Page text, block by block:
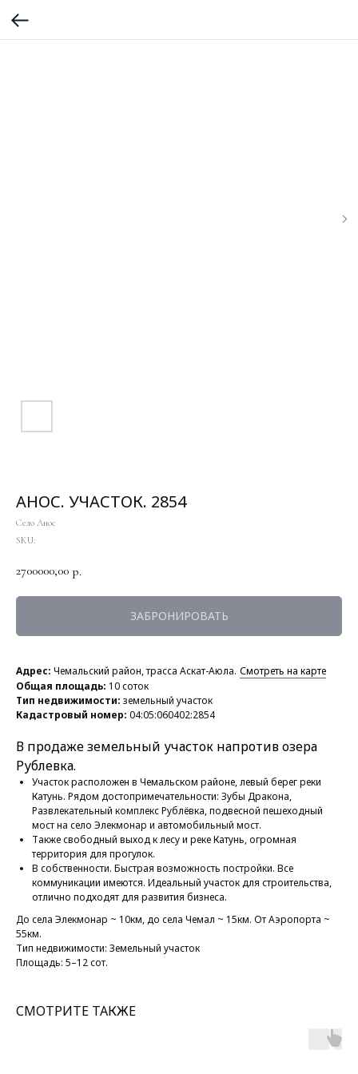
АНОС. УЧАСТОК. 2854
Село Анос
SKU:
2700000,00 р.
ЗАБРОНИРОВАТЬ
Адрес: Чемальский район, трасса Аскат-Аюла. Смотреть на карте
Общая площадь: 10 соток
Тип недвижимости: земельный участок
Кадастровый номер: 04:05:060402:2854
В продаже земельный участок напротив озера
Рублевка.
Участок расположен в Чемальском районе, левый берег реки
Катунь. Рядом достопримечательности: Зубы Дракона,
Развлекательный комплекс Рублёвка, подвесной пешеходный
мост на село Элекмонар и автомобильный мост.
Также свободный выход к лесу и реке Катунь, огромная
территория для прогулок.
В собственности. Быстрая возможность постройки. Все
коммуникации имеются. Идеальный участок для строительства,
отлично подходят для развития бизнеса.
До села Элекмонар ~ 10км, до села Чемал ~ 15км. От Аэропорта ~
55км.
Тип недвижимости: Земельный участок
Площадь: 5–12 сот.
СМОТРИТЕ ТАКЖЕ